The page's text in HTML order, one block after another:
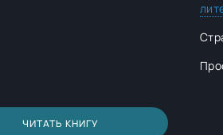
ЧИТАТЬ КНИГУ